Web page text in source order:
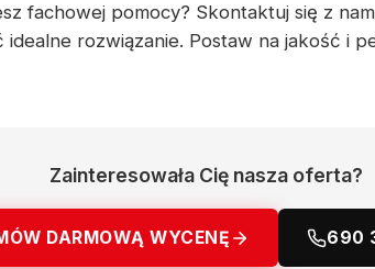
fachowej pomocy? Skontaktuj się z
rozwiązanie. Postaw na jakość i
Zainteresowała Cię nasza oferta?
DARMOWĄ WYCENĘ 690